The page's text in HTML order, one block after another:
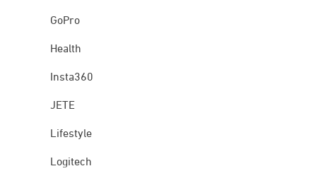
GoPro
Health
Insta360
JETE
Lifestyle
Logitech